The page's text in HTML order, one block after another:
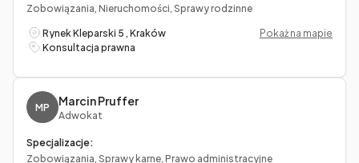
Zobowiązania, Nieruchomości, Sprawy rodzinne
Rynek Kleparski 5 , Kraków
Pokaż na mapie
Konsultacja prawna
MP Marcin Pruffer
Adwokat
Specjalizacje:
Zobowiązania, Sprawy karne, Prawo administracyjne